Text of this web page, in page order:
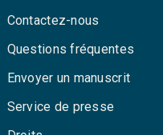
Contactez-nous
Questions fréquentes
Envoyer un manuscrit
Service de presse